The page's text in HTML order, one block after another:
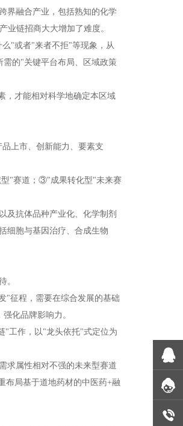
界融合产业，包括熟知的化学
业链招商大大增加了难度。
"或者"来者不拒"等现象，从
的"关键平台布局、区域政策
，才能相对科学地确定本区域
上市、创新能力、要素支
"赛道；③"成果转化型"未来赛
及抗体品种产业化、化学制剂
细胞与基因治疗、合成生物
。
"征程，需要在综合发展的基础
化品牌影响力。
"工作，以"龙头依托"式定位为
求属性相对不强的未来型赛道
布局基于道地药材的中医药+融